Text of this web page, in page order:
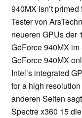
940MX isn’t
Tester von
neueren GPUs der
GeForce 940MX im
GeForce 940MX
Intel’s integrated
for a high
anderen Seiten
Spectre x360 15